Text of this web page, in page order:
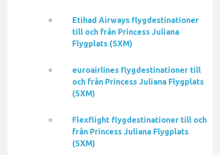
Etihad Airways flygdestinationer
till och från Princess Juliana
Flygplats (SXM)
euroairlines flygdestinationer till
och från Princess Juliana Flygplats
(SXM)
Flexflight flygdestinationer till och
från Princess Juliana Flygplats
(SXM)